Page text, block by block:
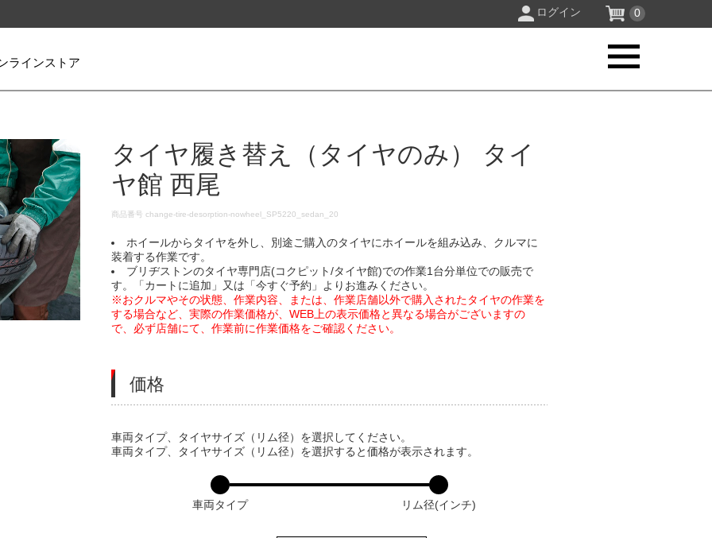
ログイン 0
ラインストア
タイヤ履き替え（タイヤのみ） タイ
ヤ館 西尾
DETAILS
商品番号change-tire-desorption-nowheel_SP5220_sedan_20
ホイールからタイヤを外し、別途ご購入のタイヤにホイールを組み込み、クルマに
装着する作業です。
ブリヂストンのタイヤ専門店(コクピット/タイヤ館)での作業1台分単位での販売で
す。「カートに追加」又は「今すぐ予約」よりお進みください。
※おクルマやその状態、作業内容、または、作業店舗以外で購入されたタイヤの作業を
する場合など、実際の作業価格が、WEB上の表示価格と異なる場合がございますの
で、必ず店舗にて、作業前に作業価格をご確認ください。
価格
VARIATIONS
車両タイプ、タイヤサイズ（リム径）を選択してください。
車両タイプ、タイヤサイズ（リム径）を選択すると価格が表示されます。
車両タイプ リム径(インチ)